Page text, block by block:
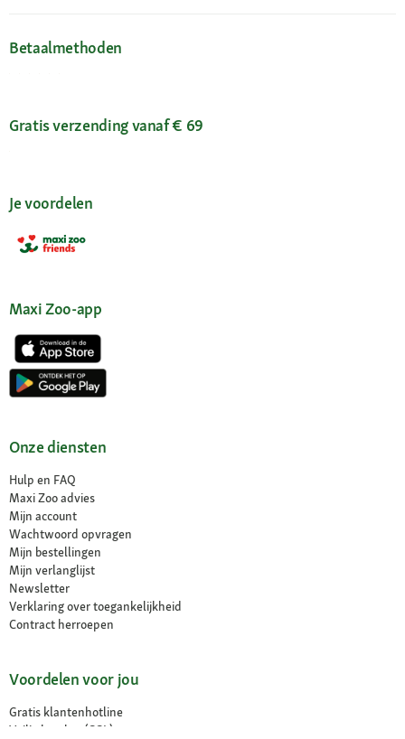
Betaalmethoden
Gratis verzending vanaf € 69
Je voordelen
Maxi Zoo-app
Onze diensten
Hulp en FAQ
Maxi Zoo advies
Mijn account
Wachtwoord opvragen
Mijn bestellingen
Mijn verlanglijst
Newsletter
Verklaring over toegankelijkheid
Contract herroepen
Voordelen voor jou
Gratis klantenhotline
Veilig betalen (SSL)